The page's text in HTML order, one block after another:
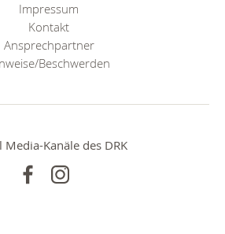
Impressum
Kontakt
Ansprechpartner
Beschwerden
Media-Kanäle des DRK